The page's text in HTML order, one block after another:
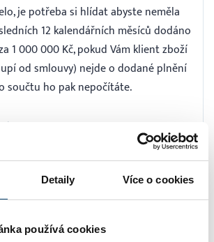
Detaily Více o cookies
používá cookies
je potřeba si hlídat abyste neměla
12 kalendářních měsíců dodáno
1 000 000 Kč, pokud Vám klient zboží
od smlouvy) nejde o dodané plnění
součtu ho pak nepočítáte.
OSVČ, neplátce DPH, vystavil jsem lednu
zaplaceno bylo zatím pouze 40 tis v
se tedy počítá 40 tis za březen a